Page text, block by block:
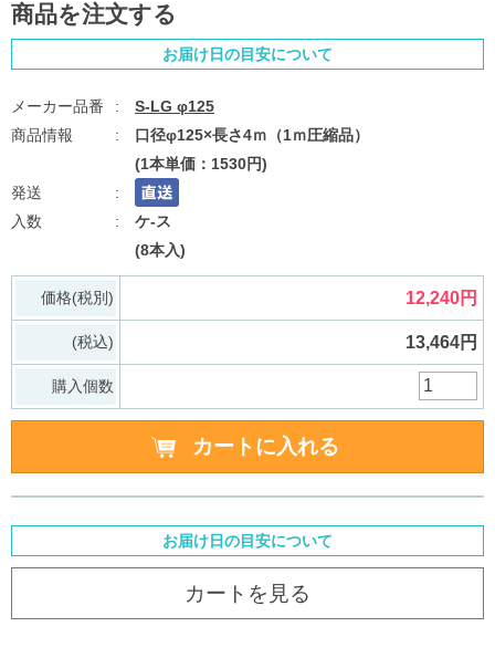
商品を注文する
お届け日の目安について
S-LG φ125
口径φ125×長さ4ｍ（1ｍ圧縮品）
(1本単価：1530円)
ケ-ス
(8本入)
価格(税別) 12,240円
(税込) 13,464円
購入個数
お届け日の目安について
カートを見る